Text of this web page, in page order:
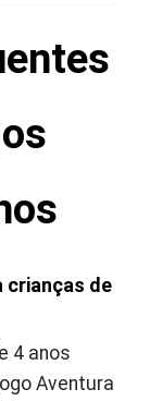
crianças de
4 anos
Aventura